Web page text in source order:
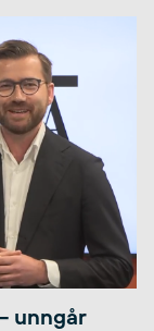
unngår